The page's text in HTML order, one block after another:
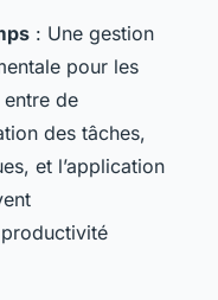
: Une gestion
pour les
de
des tâches,
et l’application